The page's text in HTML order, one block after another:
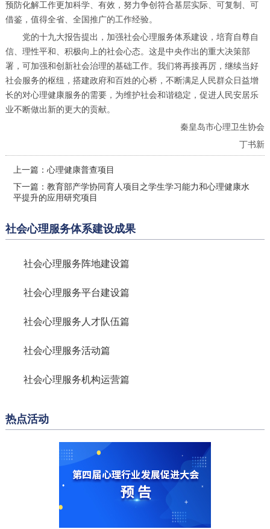
预防化解工作更加科学、有效，努力争创符合基层实际、可复制、可
借鉴，值得全省、全国推广的工作经验。
党的十九大报告提出，加强社会心理服务体系建设，培育自尊自
信、理性平和、积极向上的社会心态。这是中央作出的重大决策部
署，可加强和创新社会治理的基础工作。我们将再接再厉，继续当好
社会服务的枢纽，搭建政府和百姓的心桥，不断满足人民群众日益增
长的对心理健康服务的需要，为维护社会和谐稳定，促进人民安居乐
业不断做出新的更大的贡献。
秦皇岛市心理卫生协会
丁书新
上一篇： 心理健康普查项目
下一篇： 教育部产学协同育人项目之学生学习能力和心理健康水
平提升的应用研究项目
社会心理服务体系建设成果
社会心理服务阵地建设篇
社会心理服务平台建设篇
社会心理服务人才队伍篇
社会心理服务活动篇
社会心理服务机构运营篇
热点活动